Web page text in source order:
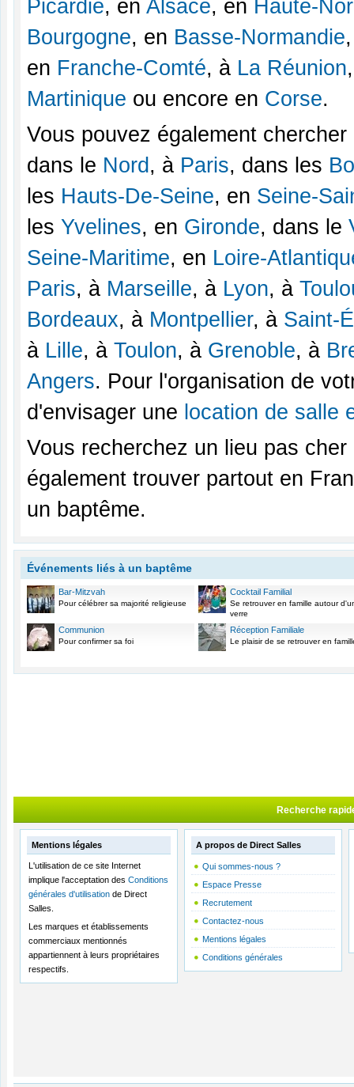
Picardie, en Alsace, en Haute-
Bourgogne, en Basse-Normandie
en Franche-Comté, à La Réunion
Martinique ou encore en Corse.
Vous pouvez également
dans le Nord , à Paris, dans les
les Hauts-De-Seine, en Seine-
les Yvelines, en Gironde, dans le
Seine-Maritime, en Loire-
Paris, à Marseille, à Lyon, à
Bordeaux, à Montpellier, à Saint-
à Lille, à Toulon, à Grenoble, à
Angers. Pour l'organisation de
d'envisager une location de salle
Vous recherchez un lieu pas
également trouver partout en
un baptême.
Événements liés à un baptême
Bar-Mitzvah
Pour célébrer sa majorité religieuse
Cocktail Familial
Se retrouver en famille autour
verre
Communion
Pour confirmer sa foi
Réception Familiale
Le plaisir de se retrouver en
Recherche
Mentions légales
L'utilisation de ce site Internet
implique l'acceptation des Conditions
générales d'utilisation de Direct
Salles.
Les marques et établissements
commerciaux mentionnés
appartiennent à leurs propriétaires
respectifs.
A propos de Direct Salles
Qui sommes-nous ?
Espace Presse
Recrutement
Contactez-nous
Mentions légales
Conditions générales